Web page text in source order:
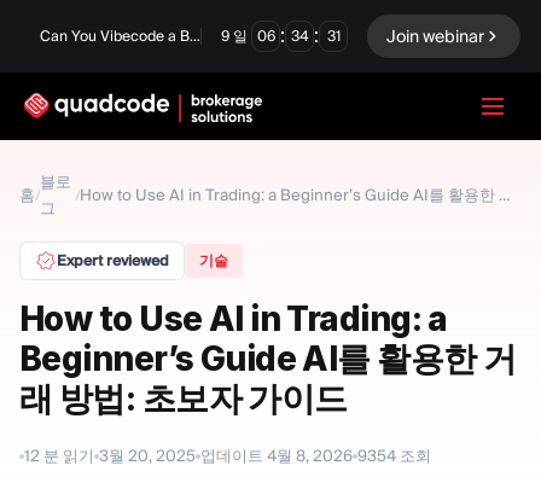
Can You Vibecode a Brokerage Platform? 9 일 06 : 34 : 30 Join webinar
홈 /
블로
그
/ How to Use AI in Trading: a Beginner’s Guide AI를 활용한 거래 방법: 초보자 가이드
Expert reviewed 기술
How to Use AI in Trading: a
Beginner’s Guide AI를 활용한 거
래 방법: 초보자 가이드
12 분 읽기 3월 20, 2025 업데이트 4월 8, 2026 9354 조회
턴키 솔루션
Forex / CFD
바이너리 옵션
거래소 및 청산